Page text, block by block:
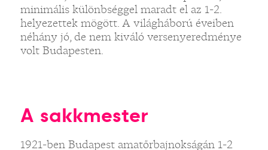
minimális különbséggel maradt el az 1-2.
helyezettek mögött. A világháború éveiben
néhány jó, de nem kiváló versenyeredménye
volt Budapesten.
A sakkmester
1921-ben Budapest amatőrbajnokságán 1-2